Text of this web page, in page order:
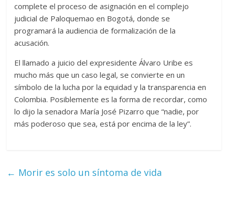
complete el proceso de asignación en el complejo
judicial de Paloquemao en Bogotá, donde se
programará la audiencia de formalización de la
acusación.
El llamado a juicio del expresidente Álvaro Uribe es
mucho más que un caso legal, se convierte en un
símbolo de la lucha por la equidad y la transparencia en
Colombia. Posiblemente es la forma de recordar, como
lo dijo la senadora María José Pizarro que “nadie, por
más poderoso que sea, está por encima de la ley”.
← Morir es solo un síntoma de vida